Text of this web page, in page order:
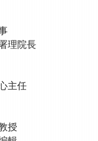
理院長
主任
授